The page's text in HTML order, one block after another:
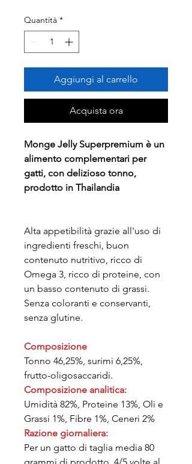
Quantità *
Aggiungi al carrello
Acquista ora
Monge Jelly Superpremium è un
alimento complementari per
gatti, con delizioso tonno,
prodotto in Thailandia
Alta appetibilità grazie all'uso di
ingredienti freschi, buon
contenuto nutritivo, ricco di
Omega 3, ricco di proteine, con
un basso contenuto di grassi.
Senza coloranti e conservanti,
senza glutine.
Composizione
Tonno 46,25%, surimi 6,25%,
frutto-oligosaccaridi.
Composizione analitica:
Umidità 82%, Proteine 13%, Oli e
Grassi 1%, Fibre 1%, Ceneri 2%
Razione giornaliera:
Per un gatto di taglia media 80